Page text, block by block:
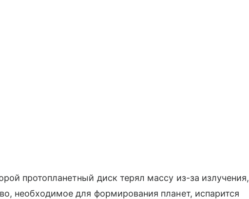
протопланетный диск терял массу из-за излучения,
необходимое для формирования планет, испарится